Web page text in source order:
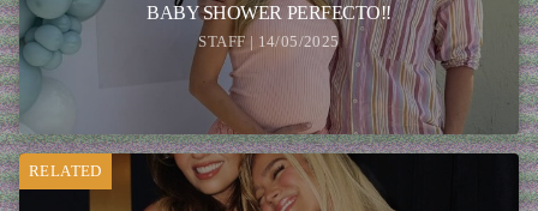
BABY SHOWER PERFECTO!!
STAFF | 14/05/2025
RELATED